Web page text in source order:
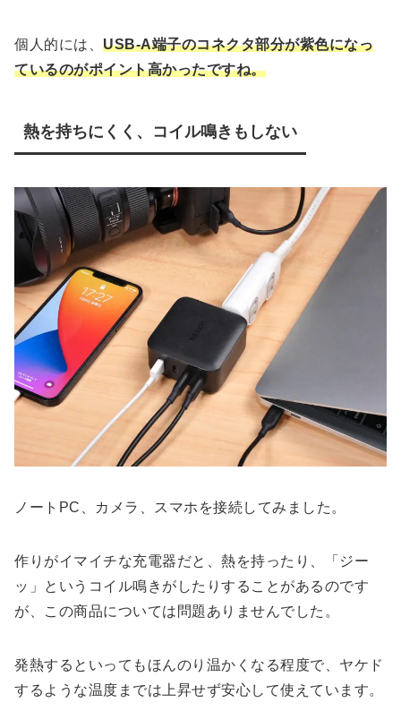
個人的には、 USB-A端子のコネクタ部分が紫色になっ
ているのがポイント高かったですね。
熱を持ちにくく、コイル鳴きもしない
ノートPC、カメラ、スマホを接続してみました。
作りがイマイチな充電器だと、熱を持ったり、「ジー
ッ」というコイル鳴きがしたりすることがあるのです
が、この商品については問題ありませんでした。
発熱するといってもほんのり温かくなる程度で、ヤケド
するような温度までは上昇せず安心して使えています。